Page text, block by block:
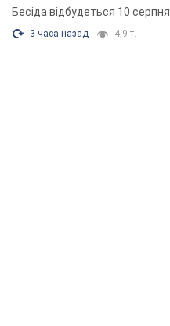
Бесіда відбудеться 10 серпня
3 часа назад 4,9 т.